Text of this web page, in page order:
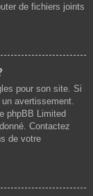
de fichiers joints
pour son site. Si
avertissement.
phpBB Limited
Contactez
de votre